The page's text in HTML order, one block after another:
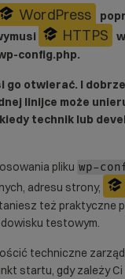
WordPress
HTTPS
config.php.
go otwierać. I
linijce może
technik lub
pliku wp-
adresu strony,
też praktyczne
testowym.
techniczne
startu, gdy zależy